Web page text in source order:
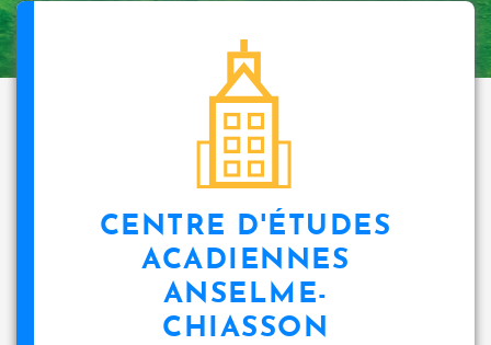
CENTRE D'ÉTUDES
ACADIENNES
ANSELME-
CHIASSON